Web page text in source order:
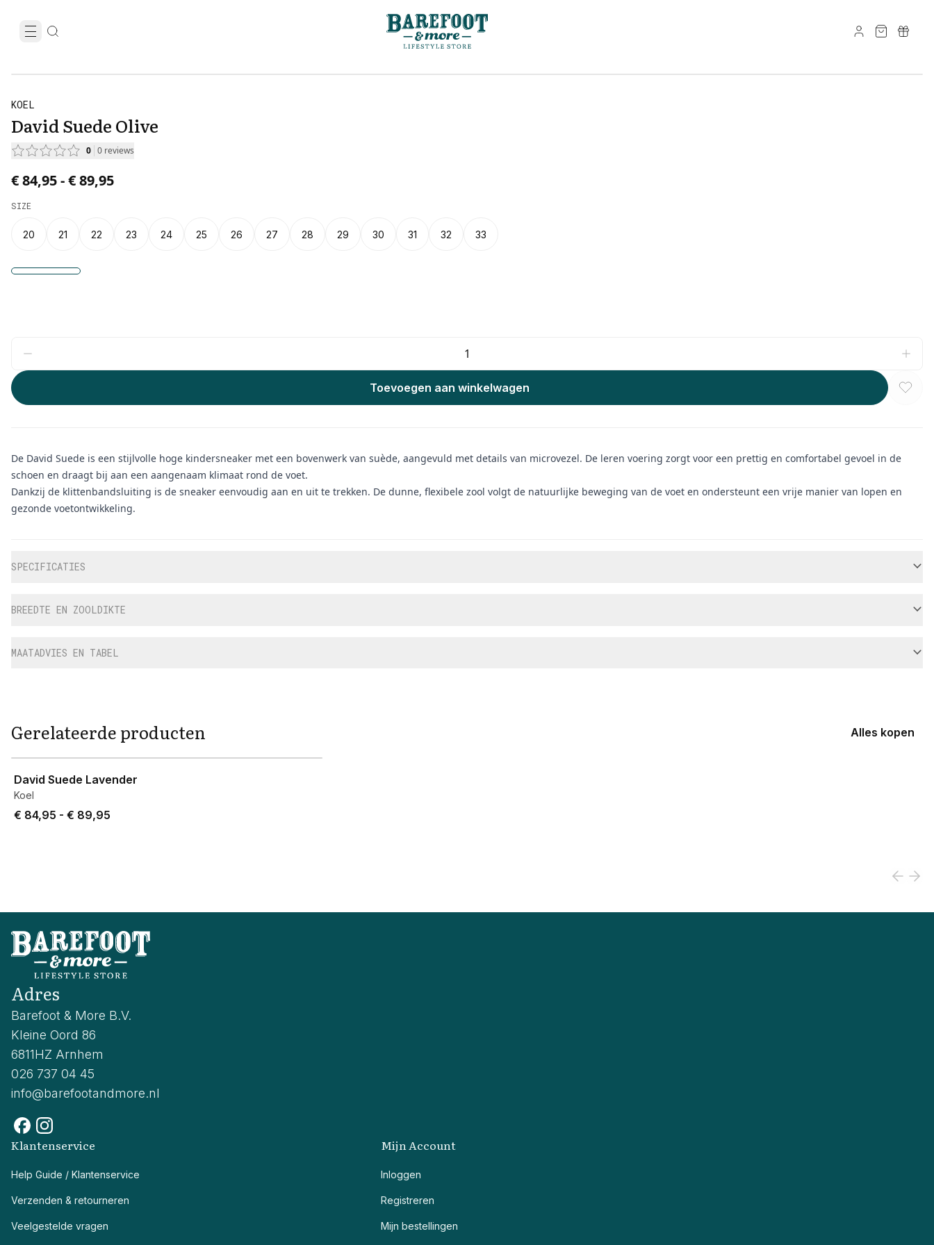
KOEL
David Suede Olive
0 0 reviews
Price from € 84,95 to € 89,95.
€ 84,95-€ 89,95
SIZE
20 21 22 23 24 25 26 27 28 29 30 31 32 33
Toevoegen aan winkelwagen
De David Suede is een stijlvolle hoge kindersneaker met een bovenwerk van suède, aangevuld met details van microvezel. De leren voering zorgt voor een prettig en comfortabel gevoel in de
schoen en draagt bij aan een aangenaam klimaat rond de voet.
Dankzij de klittenbandsluiting is de sneaker eenvoudig aan en uit te trekken. De dunne, flexibele zool volgt de natuurlijke beweging van de voet en ondersteunt een vrije manier van lopen en
gezonde voetontwikkeling.
SPECIFICATIES
BREEDTE EN ZOOLDIKTE
MAATADVIES EN TABEL
Gerelateerde producten Alles kopen
David Suede Lavender
Koel
Price from € 84,95 to € 89,95.
€ 84,95 - € 89,95
Adres
Barefoot & More B.V.
Kleine Oord 86
6811HZ Arnhem
026 737 04 45
info@barefootandmore.nl
Klantenservice
Help Guide / Klantenservice
Verzenden & retourneren
Veelgestelde vragen
Mijn Account
Inloggen
Registreren
Mijn bestellingen